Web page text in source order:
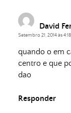
David
Setembro 21, 2014 às
quando o em
centro e que
dao
Responder